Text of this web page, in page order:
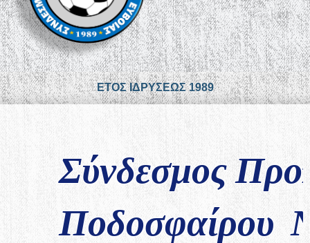
ΕΤΟΣ ΙΔΡΥΣΕΩΣ 1989
Σύνδεσμος
Ποδοσφαίρου